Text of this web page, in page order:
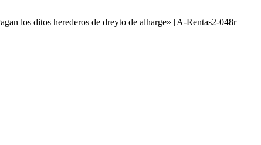
los ditos herederos de dreyto de alharge» [A-Rentas2-048r